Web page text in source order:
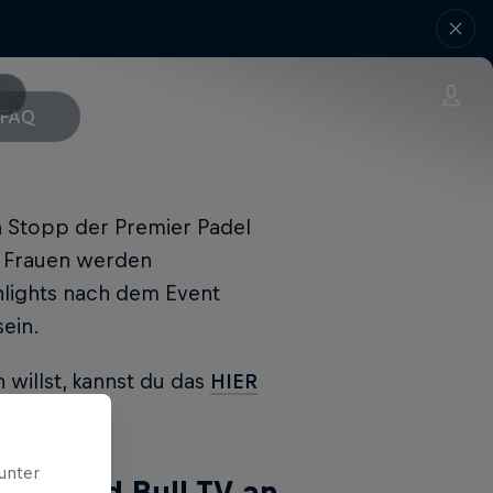
FAQ
der Premier Padel
werden
nach dem Event
kannst du das HIER